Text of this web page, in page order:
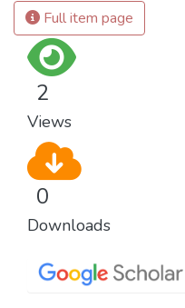
Full item page
2
Views
0
Downloads